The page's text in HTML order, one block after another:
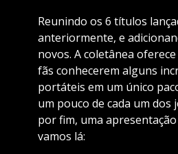
Reunindo os 6 títulos
anteriormente, e
novos. A coletânea
fãs conhecerem alguns
portáteis em um único
um pouco de cada um dos
por fim, uma
vamos lá: